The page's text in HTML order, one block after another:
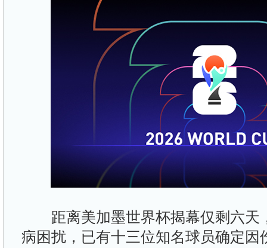
距离美加墨世界杯揭幕仅剩六天
病困扰，已有十三位知名球员确定因